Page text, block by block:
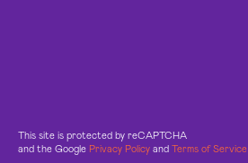
This site is protected by reCAPTCHA
and the Google Privacy Policy and Terms of Service